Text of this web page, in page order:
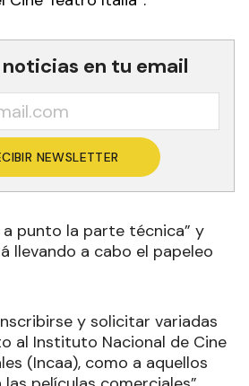
noticias en tu email
NEWSLETTER
punto la parte técnica” y
llevando a cabo el papeleo
y solicitar variadas
al Instituto Nacional de Cine
(Incaa), como a aquellos